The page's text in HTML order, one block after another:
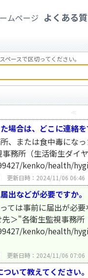
よくある
ースで区切ってください。
≪
場合は、どこに連絡
、または食中毒にな
務所（生活衛生ダイ
kenko/health/
更新日時：2024/11/06 06:46
出などが必要ですか。
ては事前に届出が必
＞"各衛生監視事務
kenko/health/
更新日時：2024/11/06 07:06
いて教えてください